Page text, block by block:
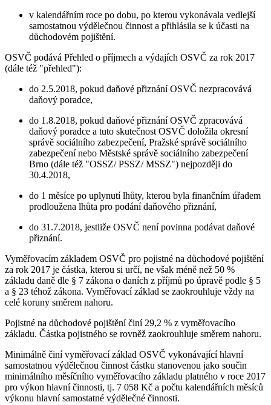
v kalendářním roce po dobu, po kterou vykonávala vedlejší
samostatnou výdělečnou činnost a přihlásila se k účasti na
důchodovém pojištění.
OSVČ podává Přehled o příjmech a výdajích OSVČ za rok 2017
(dále též "přehled"):
do 2.5.2018, pokud daňové přiznání OSVČ nezpracovává
daňový poradce,
do 1.8.2018, pokud daňové přiznání OSVČ zpracovává
daňový poradce a tuto skutečnost OSVČ doložila okresní
správě sociálního zabezpečení, Pražské správě sociálního
zabezpečení nebo Městské správě sociálního zabezpečení
Brno (dále též "OSSZ/ PSSZ/ MSSZ") nejpozději do
30.4.2018,
do 1 měsíce po uplynutí lhůty, kterou byla finančním úřadem
prodloužena lhůta pro podání daňového přiznání,
do 31.7.2018, jestliže OSVČ není povinna podávat daňové
přiznání.
Vyměřovacím základem OSVČ pro pojistné na důchodové pojištění
za rok 2017 je částka, kterou si určí, ne však méně než 50 %
základu daně dle § 7 zákona o daních z příjmů po úpravě podle § 5
a § 23 téhož zákona. Vyměřovací základ se zaokrouhluje vždy na
celé koruny směrem nahoru.
Pojistné na důchodové pojištění činí 29,2 % z vyměřovacího
základu. Částka pojistného se rovněž zaokrouhluje směrem nahoru.
Minimálně činí vyměřovací základ OSVČ vykonávající hlavní
samostatnou výdělečnou činnost částku stanovenou jako součin
minimálního měsíčního vyměřovacího základu platného v roce 2017
pro výkon hlavní činnosti, tj. 7 058 Kč a počtu kalendářních měsíců
výkonu hlavní samostatné výdělečné činnosti.